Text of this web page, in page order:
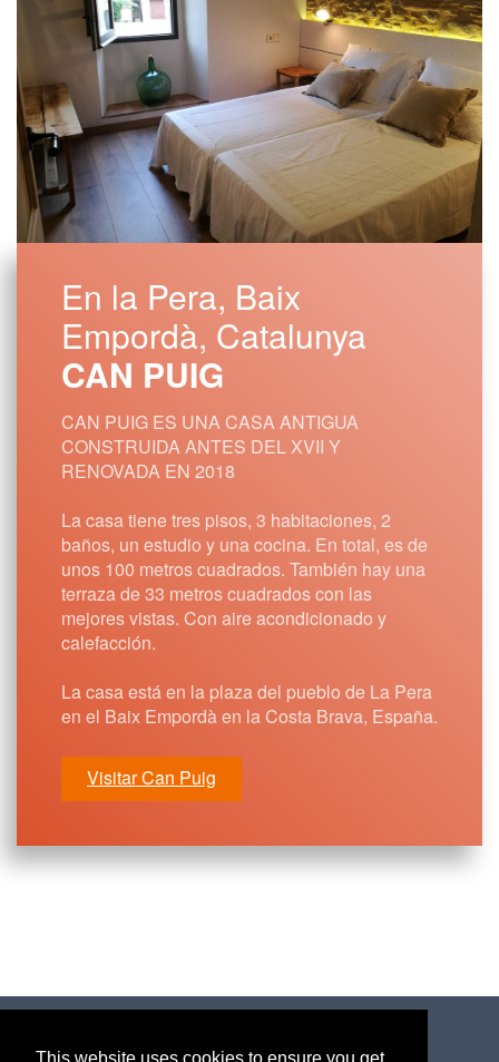
En la Pera, Baix
Empordà, Catalunya
CAN PUIG
CAN PUIG ES UNA CASA ANTIGUA
CONSTRUIDA ANTES DEL XVII Y
RENOVADA EN 2018
La casa tiene tres pisos, 3 habitaciones, 2
unos 100 metros cuadrados. También hay una
terraza de 33 metros cuadrados con las
mejores vistas. Con aire acondicionado y
calefacción.
La casa está en la plaza del pueblo de La Pera
Visitar Can Puig
electrónica y para generar facturas compatibles con